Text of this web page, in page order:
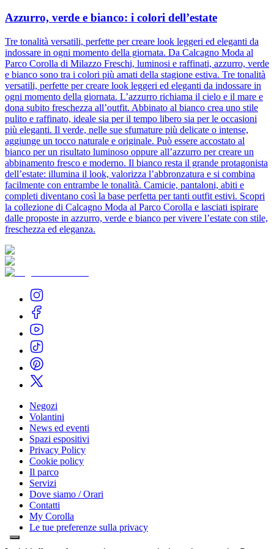
Azzurro, verde e bianco: i colori dell’estate
Tre tonalità versatili, perfette per creare look leggeri ed eleganti da
indossare in ogni momento della giornata. Da Calcagno Moda al
Parco Corolla di Milazzo Freschi, luminosi e raffinati, azzurro, verde
e bianco sono tra i colori più amati della stagione estiva. Tre tonalità
versatili, perfette per creare look leggeri ed eleganti da indossare in
ogni momento della giornata. L’azzurro richiama il cielo e il mare e
dona subito freschezza all’outfit. Abbinato al bianco crea uno stile
pulito e raffinato, ideale sia per il tempo libero sia per le occasioni
più eleganti. Il verde, nelle sue sfumature più delicate o intense,
aggiunge un tocco naturale e originale. Può essere accostato al
bianco per un risultato luminoso oppure all’azzurro per creare un
abbinamento fresco e moderno. Il bianco resta il grande protagonista
dell’estate: illumina il look, valorizza l’abbronzatura e si combina
facilmente con entrambe le tonalità. Camicie, pantaloni, abiti e
completi diventano così la base perfetta per tanti outfit estivi. Scopri
la collezione di Calcagno Moda al Parco Corolla e lasciati ispirare
dalle proposte in azzurro, verde e bianco per vivere l’estate con stile,
freschezza ed eleganza.
Negozi
Volantini
News ed eventi
Spazi espositivi
Privacy Policy
Cookie policy
Il parco
Servizi
Dove siamo / Orari
Contatti
My Corolla
Le tue preferenze sulla privacy